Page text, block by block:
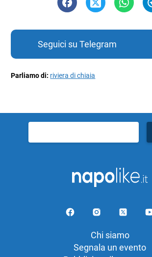
Seguici su Telegram
Parliamo di: riviera di chiaia
per:
Chi siamo
Segnala un evento